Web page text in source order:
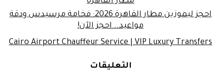
احجز ليموزين مطار القاهرة 2026: فخامة مرسيدس ودقة
مواعيد.. احجز الآن!
Cairo Airport Chauffeur Service | VIP Luxury Transfers
التعليقات